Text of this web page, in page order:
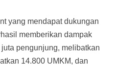
yang mendapat dukungan
memberikan dampak
pengunjung, melibatkan
14.800 UMKM, dan